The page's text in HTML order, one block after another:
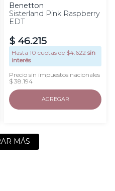
Benetton
Sisterland Pink Raspberry
EDT
$ 46.215
Hasta10 cuotas de $4.622 sin
interés
Precio sin impuestos nacionales
$ 38.194
AGREGAR
MÁS